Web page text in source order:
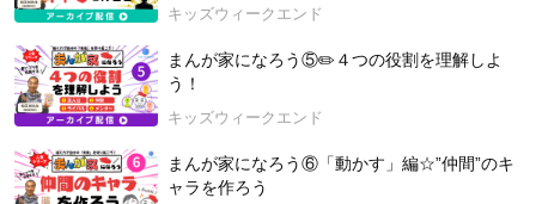
キッズウィークエンド
まんが家になろう⑤✏️４つの役割を理解しよ
う！
キッズウィークエンド
まんが家になろう⑥「動かす」編☆”仲間”のキ
ャラを作ろう